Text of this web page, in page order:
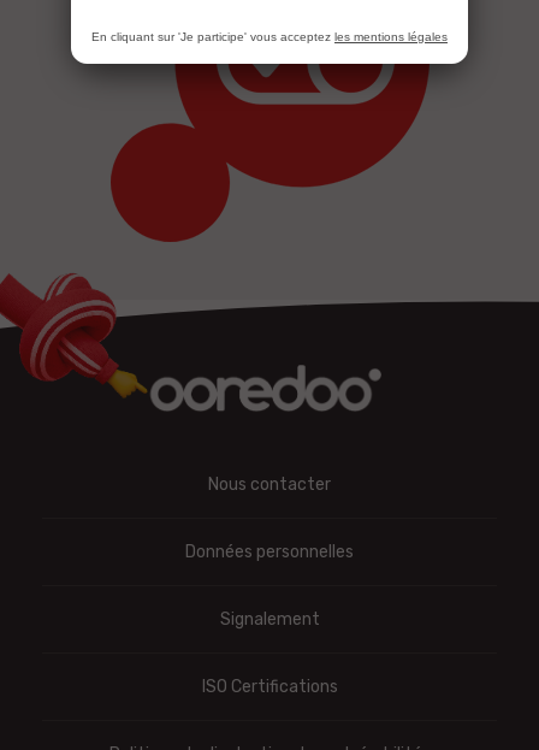
Nous contacter
Données personnelles
Signalement
ISO Certifications
En cliquant sur 'Je participe' vous acceptez les mentions légales